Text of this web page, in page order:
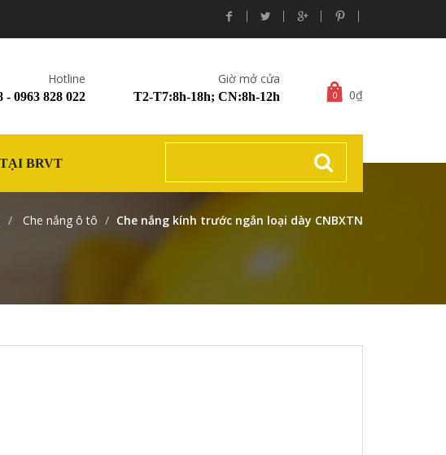
Hotline
- 0963 828 022
Giờ mở cửa
T2-T7:8h-18h; CN:8h-12h 0 0₫
BRVT
Che nắng ô tô Che nắng kính trước ngắn loại dày CNBXTN